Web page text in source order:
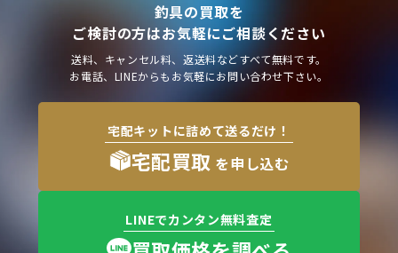
釣具の買取を
ご検討の方はお気軽にご相談ください
送料、キャンセル料、返送料などすべて無料です。
お電話、LINEからもお気軽にお問い合わせ下さい。
宅配キットに詰めて送るだけ！
宅配買取 を申し込む
LINEでカンタン無料査定